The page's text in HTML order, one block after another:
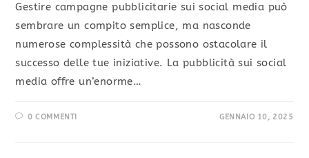
Gestire campagne pubblicitarie sui social media può
sembrare un compito semplice, ma nasconde
numerose complessità che possono ostacolare il
successo delle tue iniziative. La pubblicità sui social
media offre un’enorme…
0 COMMENTI GENNAIO 10, 2025